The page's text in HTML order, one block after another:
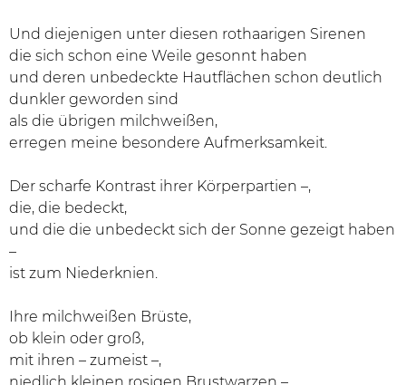
Und diejenigen unter diesen rothaarigen Sirenen
die sich schon eine Weile gesonnt haben
und deren unbedeckte Hautflächen schon deutlich
dunkler geworden sind
als die übrigen milchweißen,
erregen meine besondere Aufmerksamkeit.
Der scharfe Kontrast ihrer Körperpartien –,
die, die bedeckt,
und die die unbedeckt sich der Sonne gezeigt haben
–
ist zum Niederknien.
Ihre milchweißen Brüste,
ob klein oder groß,
mit ihren – zumeist –,